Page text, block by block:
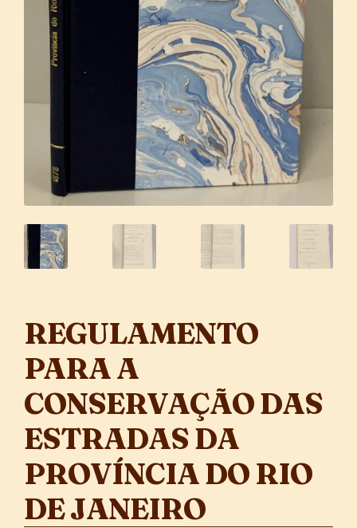
REGULAMENTO
PARA A
CONSERVAÇÃO DAS
ESTRADAS DA
PROVÍNCIA DO RIO
DE JANEIRO